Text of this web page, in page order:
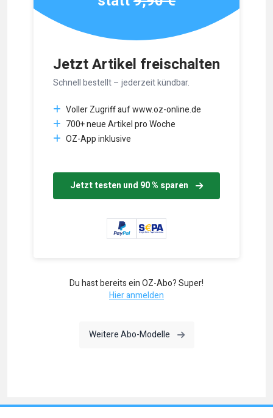
Jetzt Artikel freischalten
Schnell bestellt – jederzeit kündbar.
Voller Zugriff auf www.oz-online.de
700+ neue Artikel pro Woche
OZ-App inklusive
Jetzt testen und 90 % sparen
Du hast bereits ein OZ-Abo? Super!
Hier anmelden
Weitere Abo-Modelle